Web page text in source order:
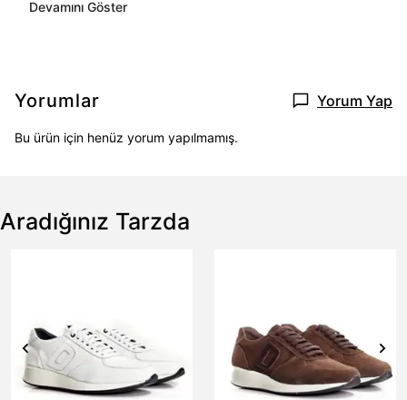
Devamını Göster
Yorumlar Yorum Yap
Bu ürün için henüz yorum yapılmamış.
Aradığınız Tarzda